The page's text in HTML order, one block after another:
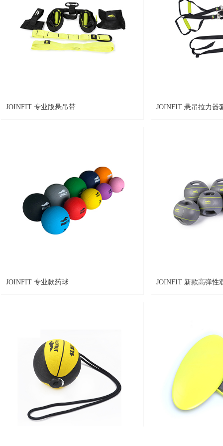
JOINFIT 专业版悬吊带 JOINFIT 悬吊拉力器
JOINFIT 专业款药球 JOINFIT 新款高弹性